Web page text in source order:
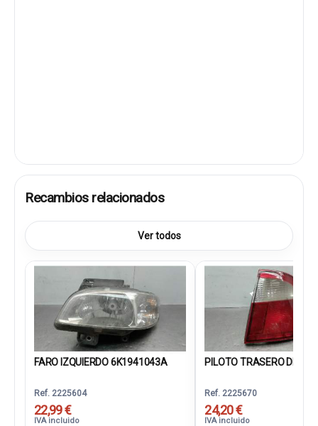
Recambios relacionados
Ver todos
FARO IZQUIERDO 6K1941043A
Ref. 2225604
22,99 €
IVA incluido
PILOTO TRASERO
Ref. 2225670
24,20 €
IVA incluido